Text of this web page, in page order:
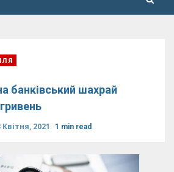
банківський шахрай
Квітня, 2021 1 min read